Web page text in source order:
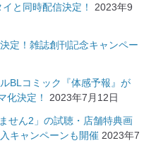
と同時配信決定！
2023年9
定！雑誌創刊記念キャンペー
BLコミック『体感予報』が
化決定！
2023年7月12日
せん2」の試聴・店舗特典画
キャンペーンも開催 2023年7